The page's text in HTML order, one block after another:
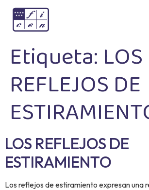
Etiqueta: LOS
REFLEJOS DE
LOS REFLEJOS DE
ESTIRAMIENTO
Los reflejos de estiramiento expresan una